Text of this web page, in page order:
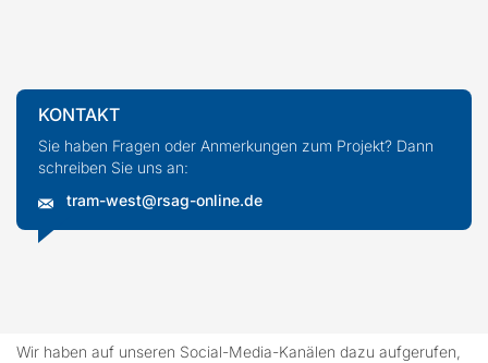
KONTAKT
Sie haben Fragen oder Anmerkungen zum Projekt? Dann
schreiben Sie uns an:
tram-west@rsag-online.de
Wir haben auf unseren Social-Media-Kanälen dazu aufgerufen,